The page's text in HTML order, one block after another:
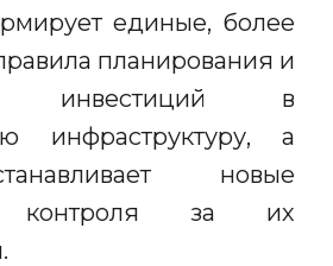
единые, более
планирования и
инвестиций в
инфраструктуру, а
новые
контроля за их